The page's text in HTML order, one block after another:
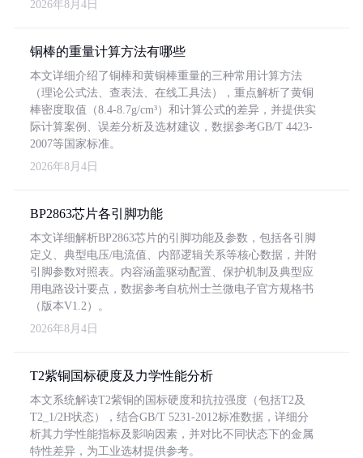
2026年8月4日
铜棒的重量计算方法有哪些
本文详细介绍了铜棒和黄铜棒重量的三种常用计算方法
（理论公式法、查表法、在线工具法），重点解析了黄铜
棒密度取值（8.4-8.7g/cm³）和计算公式的差异，并提供实
际计算案例、误差分析及选材建议，数据参考GB/T 4423-
2007等国家标准。
2026年8月4日
BP2863芯片各引脚功能
本文详细解析BP2863芯片的引脚功能及参数，包括各引脚
定义、典型电压/电流值、内部逻辑关系等核心数据，并附
引脚参数对照表。内容涵盖驱动配置、保护机制及典型应
用电路设计要点，数据参考自杭州士兰微电子官方规格书
（版本V1.2）。
2026年8月4日
T2紫铜国标硬度及力学性能分析
本文系统解读T2紫铜的国标硬度和抗拉强度（包括T2及
T2_1/2H状态），结合GB/T 5231-2012标准数据，详细分
析其力学性能指标及影响因素，并对比不同状态下的金属
特性差异，为工业选材提供参考。